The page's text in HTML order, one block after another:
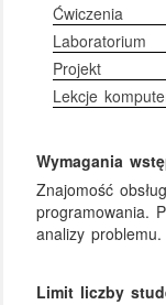
Ćwiczenia
Laboratorium
Projekt
Lekcje
Wymagania
Znajomość
programowania.
analizy problemu.
Limit liczby